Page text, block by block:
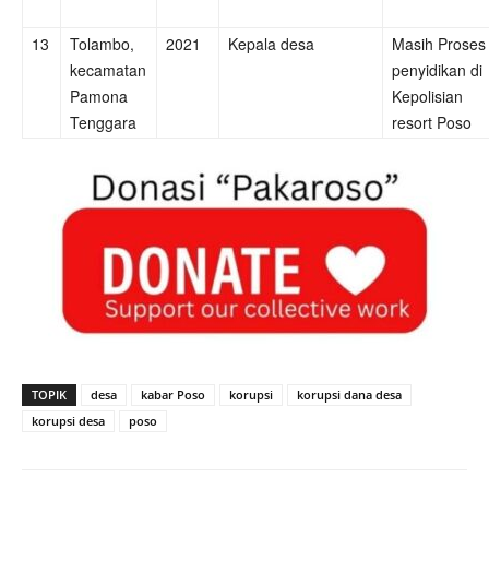
13
Tolambo,
kecamatan
Pamona
Tenggara
2021 Kepala desa
Masih Proses
penyidikan di
Kepolisian
resort Poso
TOPIK desa kabar Poso korupsi
korupsi dana desa
korupsi desa
poso